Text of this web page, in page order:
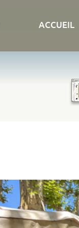
ACCUEIL